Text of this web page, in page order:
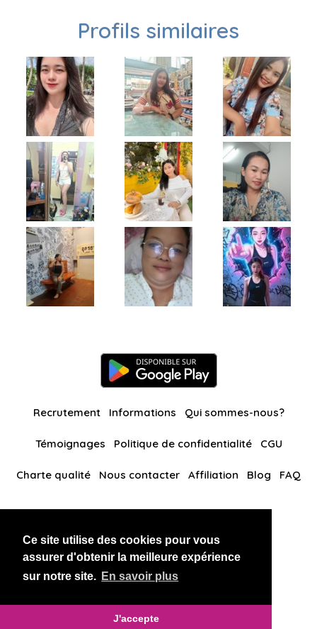
Ce site utilise des cookies pour vous
assurer d'obtenir la meilleure expérience
sur notre site. En savoir plus
J'accepte
Profils similaires
Recrutement Informations Qui sommes-nous?
Témoignages Politique de confidentialité CGU
Charte qualité Nous contacter Affiliation Blog FAQ
BlackAndBeauties RussianKisses